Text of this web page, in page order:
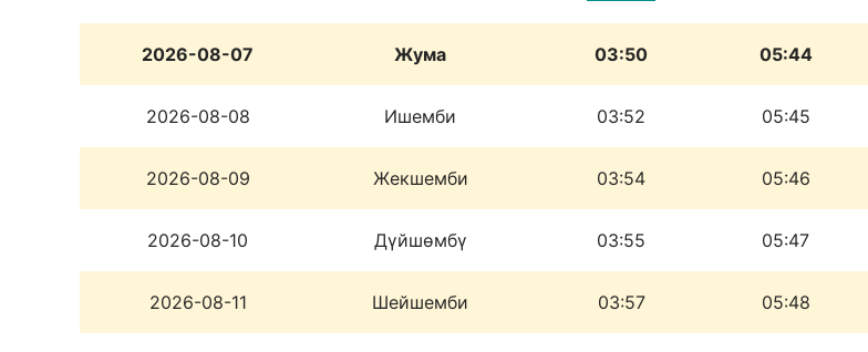
2026-08-07 Жума 03:50 05:44
2026-08-08 Ишемби 03:52 05:45
2026-08-09 Жекшемби 03:54 05:46
2026-08-10 Дүйшөмбү 03:55 05:47
2026-08-11 Шейшемби 03:57 05:48